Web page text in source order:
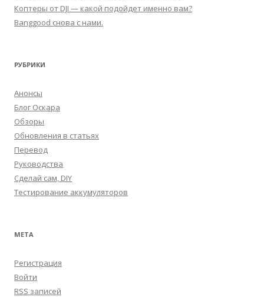
Коптеры от DJI — какой подойдет именно вам?
Banggood снова с нами.
РУБРИКИ
Анонсы
Блог Оскара
Обзоры
Обновления в статьях
Перевод
Руководства
Сделай сам, DIY
Тестирование аккумуляторов
МЕТА
Регистрация
Войти
RSS записей